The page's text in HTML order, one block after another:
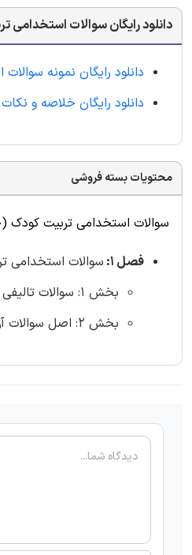
دانلود رایگان سوالات استخدامی
دانلود رایگان نمونه
دانلود رایگان خلاصه و
محتویات بسته فروشی
سوالات استخدامی تربیت کودک (حائری)
فصل 1:
سوالات استخدامی
بخش 1: سوالات تالیفی ایران عرضه {صفحه 4 - 89 سوال}
بخش 2: اصل سوالات آزمون کیفیت بخشی 14 اردیبهشت 1403 {صفحه 20 - 10 سوال}